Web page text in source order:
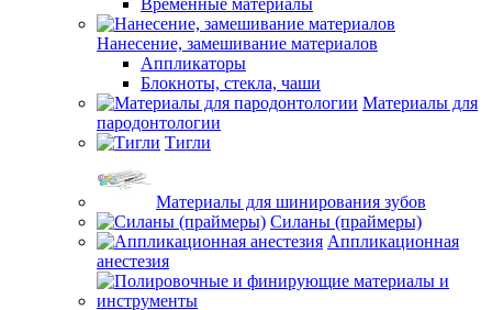
Временные материалы
Нанесение, замешивание материалов
Аппликаторы
Блокноты, стекла, чаши
Материалы для
пародонтологии
Тигли
Материалы для шинирования зубов
Силаны (праймеры)
Аппликационная
анестезия